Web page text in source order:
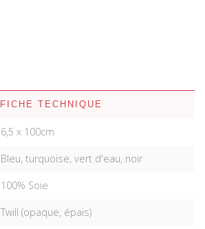
FICHE TECHNIQUE
6,5 x 100cm
Bleu, turquoise, vert d'eau, noir
100% Soie
Twill (opaque, épais)